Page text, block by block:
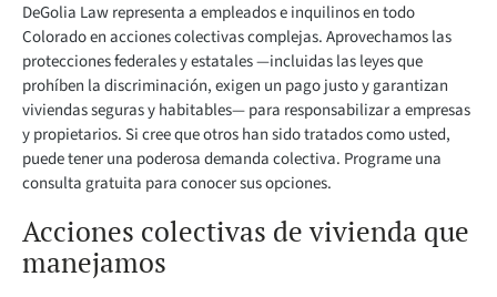
DeGolia Law representa a empleados e inquilinos en todo
Colorado en acciones colectivas complejas. Aprovechamos las
protecciones federales y estatales —incluidas las leyes que
prohíben la discriminación, exigen un pago justo y garantizan
viviendas seguras y habitables— para responsabilizar a empresas
y propietarios. Si cree que otros han sido tratados como usted,
puede tener una poderosa demanda colectiva. Programe una
consulta gratuita para conocer sus opciones.
Acciones colectivas de vivienda que
manejamos